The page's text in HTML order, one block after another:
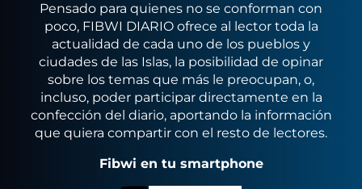
Pensado para quienes no se conforman con
poco, FIBWI DIARIO ofrece al lector toda la
actualidad de cada uno de los pueblos y
ciudades de las Islas, la posibilidad de opinar
sobre los temas que más le preocupan, o,
incluso, poder participar directamente en la
confección del diario, aportando la información
que quiera compartir con el resto de lectores.
Fibwi en tu smartphone